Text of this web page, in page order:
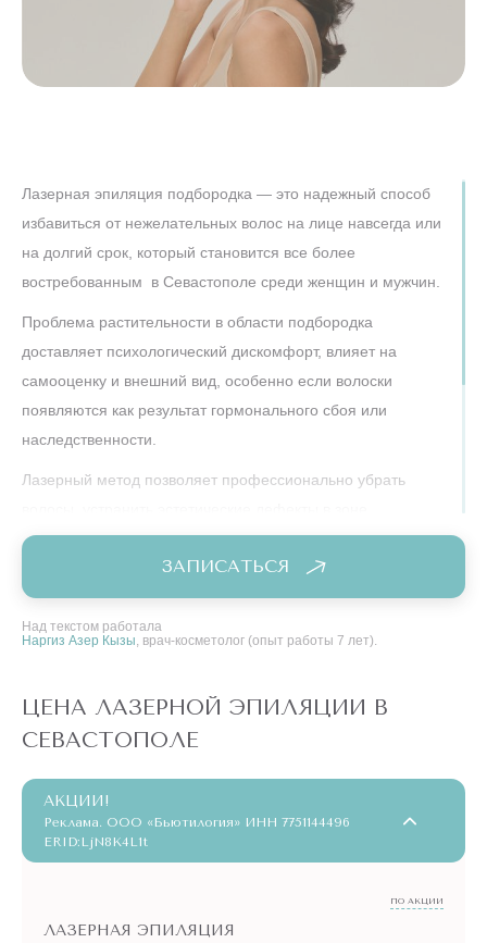
Лазерная эпиляция подбородка — это надежный способ
избавиться от нежелательных волос на лице навсегда или
на долгий срок, который становится все более
востребованным в Севастополе среди женщин и мужчин.
Проблема растительности в области подбородка
доставляет психологический дискомфорт, влияет на
самооценку и внешний вид, особенно если волоски
появляются как результат гормонального сбоя или
наследственности.
Лазерный метод позволяет профессионально убрать
подбородка, сделать кожу гладкой и привлекательной. Этот
способ эффективен для любых типов кожи и любой
толщины волосков, включая жесткую щетину или мягкий
пушок, часто мешающий женщинам вести активный образ
ЗАПИСАТЬСЯ
Над текстом работала
Наргиз Азер Кызы, врач-косметолог (опыт работы 7 лет).
ЦЕНА ЛАЗЕРНОЙ ЭПИЛЯЦИИ В
СЕВАСТОПОЛЕ
АКЦИИ!
Реклама. ООО «Бьютилогия» ИНН 7751144496
ERID:LjN8K4L1t
ПО АКЦИИ
ЛАЗЕРНАЯ ЭПИЛЯЦИЯ